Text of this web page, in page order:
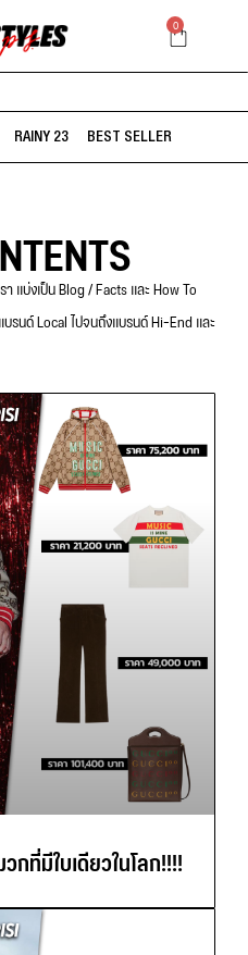
0
RAINY 23 BEST SELLER
แบ่งเป็น Blog / Facts และ How To
รนด์ Local ไปจนถึงแบรนด์ Hi-End และ
กที่มีใบเดียวในโลก!!!!